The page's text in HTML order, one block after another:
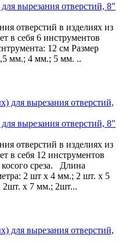
вырезания отверстий, 8"
отверстий в изделиях из
в себя 6 инструментов
12 см Размер
мм.; 4 мм.; 5 мм. ..
вырезания отверстий, 8"
отверстий в изделиях из
в себя 12 инструментов
среза. Длина
2 шт х 4 мм.; 2 шт. х 5
х 7 мм.; 2шт...